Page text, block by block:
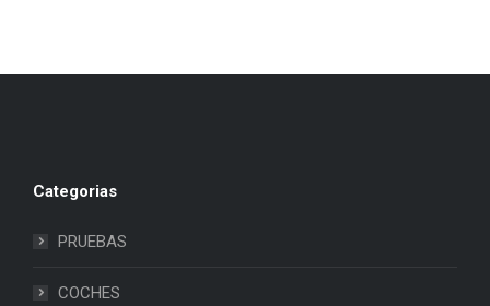
Categorias
PRUEBAS
COCHES